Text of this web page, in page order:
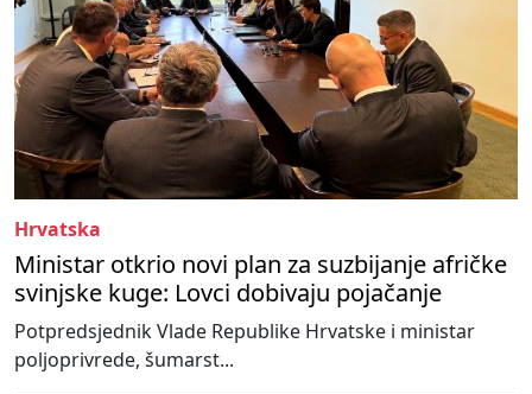
Hrvatska
Ministar otkrio novi plan za suzbijanje afričke
svinjske kuge: Lovci dobivaju pojačanje
Potpredsjednik Vlade Republike Hrvatske i ministar
poljoprivrede, šumarst...